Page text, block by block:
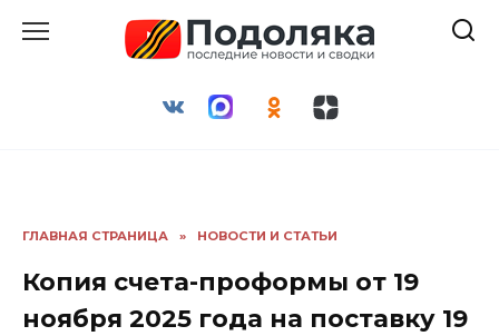
ГЛАВНАЯ СТРАНИЦА » НОВОСТИ И СТАТЬИ
Копия счета-проформы от 19
ноября 2025 года на поставку 19